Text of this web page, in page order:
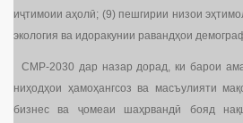
иҷтимоии аҳолӣ; (9) пешгирии низои
экология ва идоракунии равандҳои
СМР-2030 дар назар дорад, ки барои
ниҳодҳои ҳамоҳангсоз ва масъулияти
бизнес ва ҷомеаи шаҳрвандӣ бояд